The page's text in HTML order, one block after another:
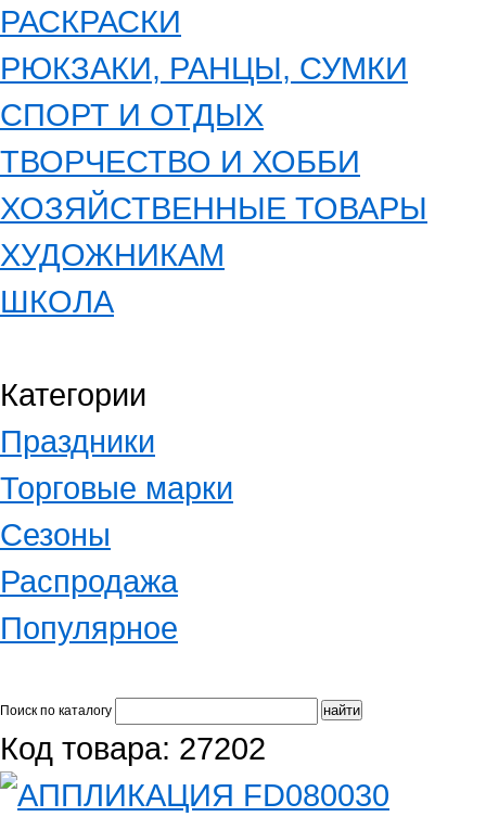
РАСКРАСКИ
РЮКЗАКИ, РАНЦЫ, СУМКИ
СПОРТ И ОТДЫХ
ТВОРЧЕСТВО И ХОББИ
ХОЗЯЙСТВЕННЫЕ ТОВАРЫ
ХУДОЖНИКАМ
ШКОЛА
Категории
Праздники
Торговые марки
Сезоны
Распродажа
Популярное
Поиск по каталогу
Код товара: 27202